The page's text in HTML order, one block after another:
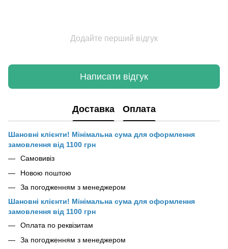
Додайте перший відгук
Написати відгук
Доставка Оплата
Шановні клієнти! Мінімальна сума для оформлення
замовлення від 1100 грн
Самовивіз
Новою поштою
За погодженням з менеджером
Шановні клієнти! Мінімальна сума для оформлення
замовлення від 1100 грн
Оплата по реквізитам
За погодженням з менеджером